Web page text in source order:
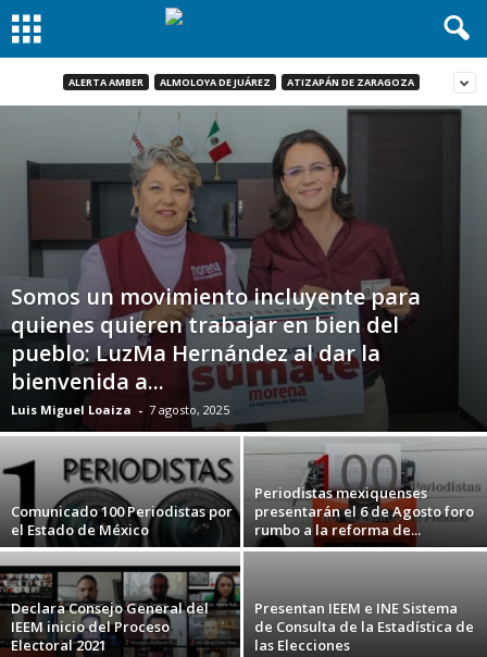
ALERTA AMBER ALMOLOYA DE JUÁREZ ATIZAPÁN DE ZARAGOZA
Somos un movimiento incluyente para
quienes quieren trabajar en bien del
pueblo: LuzMa Hernández al dar la
bienvenida a...
Luis Miguel Loaiza - 7 agosto, 2025
Comunicado 100 Periodistas por
el Estado de México
Periodistas mexiquenses
presentarán el 6 de Agosto foro
rumbo a la reforma de...
Declara Consejo General del
IEEM inicio del Proceso
Electoral 2021
Presentan IEEM e INE Sistema
de Consulta de la Estadística de
las Elecciones